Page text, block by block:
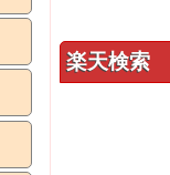
楽天検索